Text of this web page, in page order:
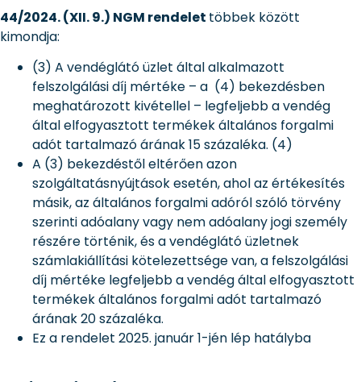
44/2024. (XII. 9.) NGM rendelet többek között
kimondja:
(3) A vendéglátó üzlet által alkalmazott
felszolgálási díj mértéke – a (4) bekezdésben
meghatározott kivétellel – legfeljebb a vendég
által elfogyasztott termékek általános forgalmi
adót tartalmazó árának 15 százaléka. (4)
A (3) bekezdéstől eltérően azon
szolgáltatásnyújtások esetén, ahol az értékesítés
másik, az általános forgalmi adóról szóló törvény
szerinti adóalany vagy nem adóalany jogi személy
részére történik, és a vendéglátó üzletnek
számlakiállítási kötelezettsége van, a felszolgálási
díj mértéke legfeljebb a vendég által elfogyasztott
termékek általános forgalmi adót tartalmazó
árának 20 százaléka.
Ez a rendelet 2025. január 1-jén lép hatályba